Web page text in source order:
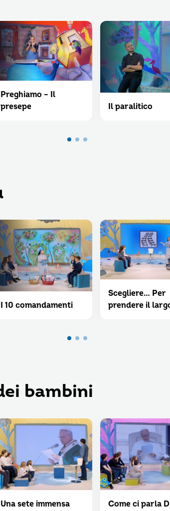
Preghiamo – Il
presepe
Il paralitico
I 10 comandamenti
Scegliere… Per
prendere il
bambini
Una sete immensa Come ci parla